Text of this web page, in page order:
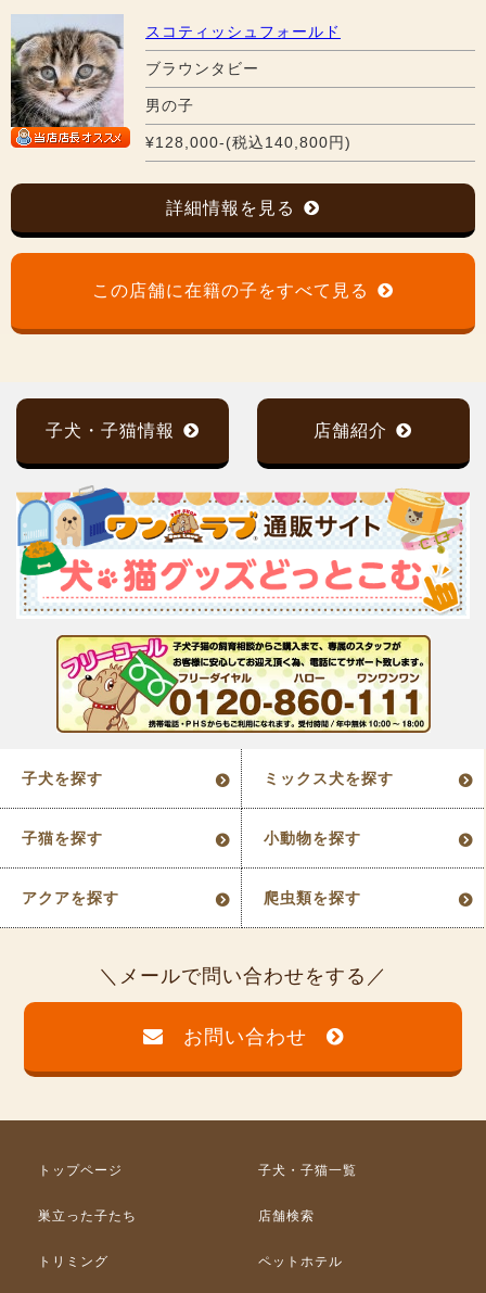
スコティッシュフォールド
ブラウンタビー
男の子
¥128,000-(税込140,800円)
詳細情報を見る
この店舗に在籍の子をすべて見る
子犬・子猫情報 店舗紹介
子犬を探す ミックス犬を探す
子猫を探す 小動物を探す
アクアを探す 爬虫類を探す
メールで問い合わせをする
お問い合わせ
トップページ 子犬・子猫一覧
巣立った子たち 店舗検索
トリミング ペットホテル